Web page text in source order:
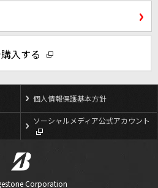
入する
個人情報保護基本方針
ソーシャルメディア公式アカウント
Corporation